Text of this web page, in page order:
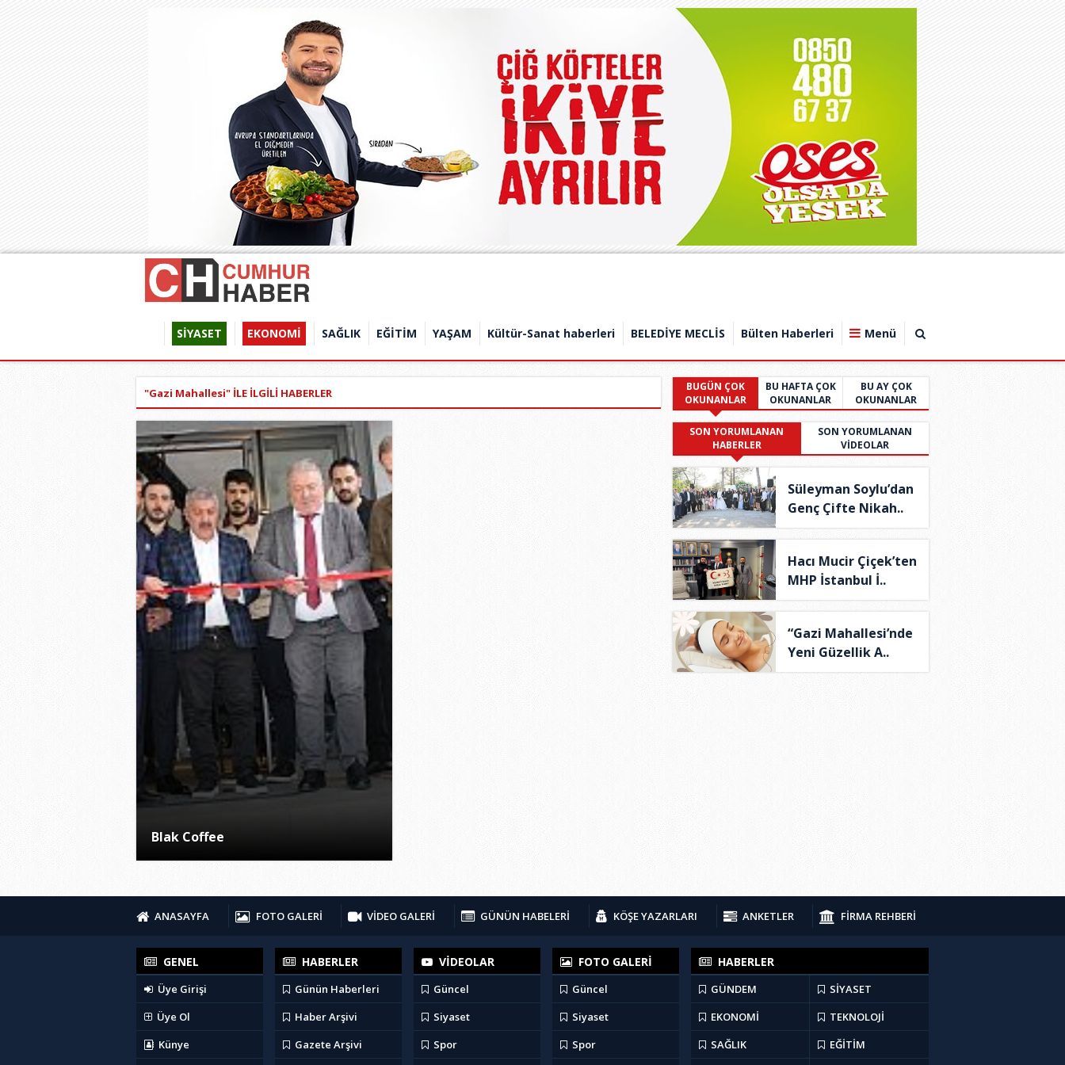
SİYASET EKONOMİ SAĞLIK EĞİTİM YAŞAM Kültür-Sanat haberleri BELEDİYE MECLİS Bülten Haberleri Menü
"Gazi Mahallesi" İLE İLGİLİ HABERLER
Blak Coffee
BUGÜN ÇOK
OKUNANLAR
BU HAFTA ÇOK
OKUNANLAR
BU AY ÇOK
OKUNANLAR
SON YORUMLANAN
HABERLER
SON YORUMLANAN
VİDEOLAR
Süleyman Soylu’dan
Genç Çifte Nikah..
Hacı Mucir Çiçek’ten
MHP İstanbul İ..
“Gazi Mahallesi’nde
Yeni Güzellik A..
ANASAYFA FOTO GALERİ VİDEO GALERİ GÜNÜN HABELERİ KÖŞE YAZARLARI ANKETLER FİRMA REHBERİ
GENEL
Üye Girişi
Üye Ol
Künye
HABERLER
Günün Haberleri
Haber Arşivi
Gazete Arşivi
VİDEOLAR
Güncel
Siyaset
Spor
FOTO GALERİ
Güncel
Siyaset
Spor
HABERLER
GÜNDEM
SİYASET
EKONOMİ
TEKNOLOJİ
SAĞLIK
EĞİTİM